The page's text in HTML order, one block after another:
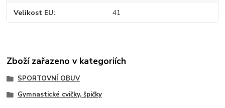
Velikost EU 41
Zboží zařazeno v kategoriích
SPORTOVNÍ OBUV
Gymnastické cvičky, špičky